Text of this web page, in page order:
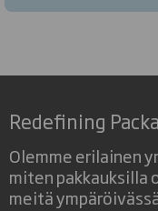
Redefining
Olemme erilainen
miten pakkauksilla
meitä